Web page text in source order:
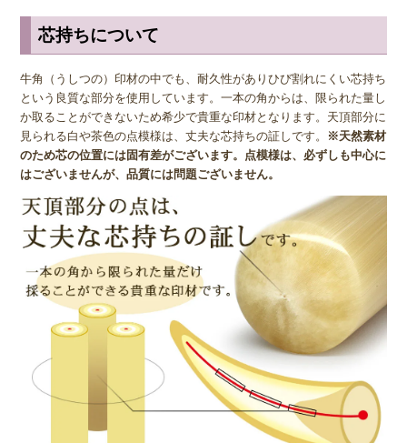
◆ オランダ生息の牛？
「オランダ水牛」とも呼ばれる牛角(上)ですが、オランダに生息する
牛からとれるわけではなく、アフリカ、オーストラリア、南米に生息
する陸牛からとれます。名前と生息地が一致していなかったり、陸牛
なのに水牛の名がついていたりと不思議な点も多いオランダ水牛の牛
角ですが、素材の性質が黒水牛と似ていることから、区別のためそう
よばれているといわれています。
◆ 品質の見分け方
牛角(上)には頭の部分に白い点のように見える芯があり、芯が小さく
緻密なほど印章に与える影響が小さく、中心近くを通っているほど歪
みがでにくくなります。そのため、印鑑の中央をまっすぐ小さな芯が
通っているものが、より高品質な牛角の印鑑といえます。購入する際
はこういった上質なものを選びたいですね。
逆に芯持ちではない牛角印材はひび割れしやすく、耐久性が低くなっ
てしまいます。 印鑑として使われるのは芯持ちばかりですが、お店
によってはそうでない印材が使われている場合もあります。 品質に
芯持ちについて
牛角（うしつの）印材の中でも、耐久性がありひび割れにくい芯持ち
という良質な部分を使用しています。一本の角からは、限られた量し
か取ることができないため希少で貴重な印材となります。天頂部分に
見られる白や茶色の点模様は、丈夫な芯持ちの証しです。
※天然素材
のため芯の位置には固有差がございます。点模様は、必ずしも中心に
はございませんが、品質には問題ございません。